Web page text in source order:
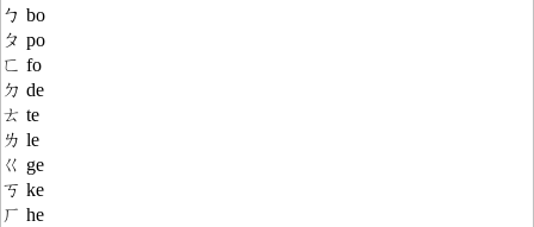
ㄅ bo
ㄆ po
ㄈ fo
ㄉ de
ㄊ te
ㄌ le
ㄍ ge
ㄎ ke
ㄏ he